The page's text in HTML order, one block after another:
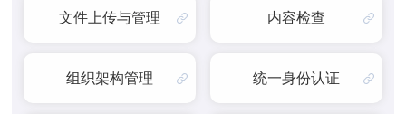
文件上传与管理 内容检查
组织架构管理 统一身份认证